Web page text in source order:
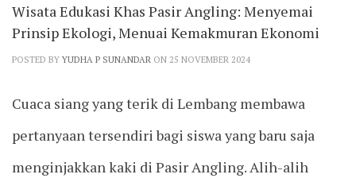
Wisata Edukasi Khas Pasir Angling: Menyemai
Prinsip Ekologi, Menuai Kemakmuran Ekonomi
POSTED BY YUDHA P SUNANDAR ON 25 NOVEMBER 2024
Cuaca siang yang terik di Lembang membawa
pertanyaan tersendiri bagi siswa yang baru saja
menginjakkan kaki di Pasir Angling. Alih-alih